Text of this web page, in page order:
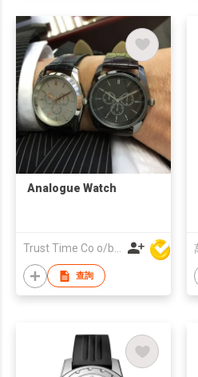
Analogue Watch
Trust Time Co o/b Lead Shine Limited
查詢